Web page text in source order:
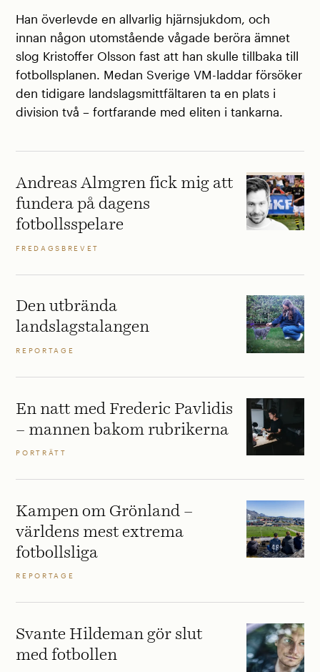
Han överlevde en allvarlig hjärnsjukdom, och
innan någon utomstående vågade beröra ämnet
slog Kristoffer Olsson fast att han skulle tillbaka till
fotbollsplanen. Medan Sverige VM-laddar försöker
den tidigare landslagsmittfältaren ta en plats i
division två – fortfarande med eliten i tankarna.
Andreas Almgren fick mig att
fundera på dagens
fotbollsspelare
FREDAGSBREVET
Den utbrända
landslagstalangen
REPORTAGE
En natt med Frederic Pavlidis
– mannen bakom rubrikerna
PORTRÄTT
Kampen om Grönland –
världens mest extrema
fotbollsliga
REPORTAGE
Svante Hildeman gör slut
med fotbollen